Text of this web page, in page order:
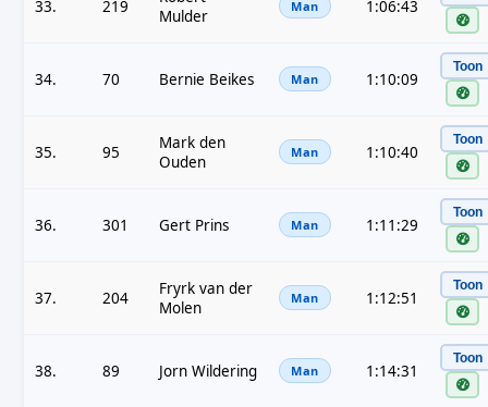
33. 219
Mulder
Man 1:06:43
34. 70 Bernie Beikes Man 1:10:09
Toon
35. 95
Mark den
Ouden
Man 1:10:40
Toon
36. 301 Gert Prins Man 1:11:29
Toon
37. 204
Fryrk van der
Molen
Man 1:12:51
Toon
38. 89 Jorn Wildering Man 1:14:31
Toon